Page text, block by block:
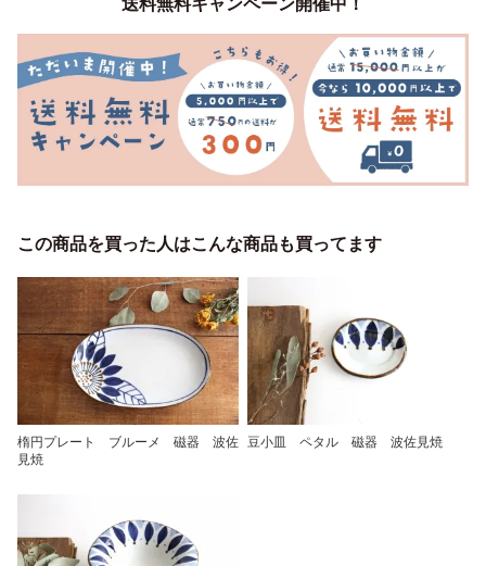
この商品を買った人はこんな商品も買ってます
楕円プレート ブルーメ 磁器 波佐
見焼
豆小皿 ペタル 磁器 波佐見焼